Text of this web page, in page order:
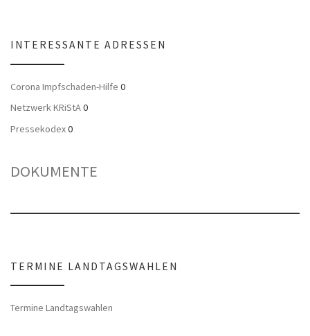
INTERESSANTE ADRESSEN
Corona Impfschaden-Hilfe 0
Netzwerk KRiStA0
Pressekodex0
DOKUMENTE
TERMINE LANDTAGSWAHLEN
Termine Landtagswahlen